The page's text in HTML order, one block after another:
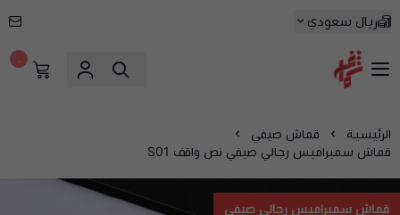
ريال سعودي
شماغ شوب | أفضل متجر شماغ في السعودية
الرئيسية
قماش صيفي
قماش سميراميس رجالي صيفي نص واقف S01
قماش سميراميس رجالي صيفي